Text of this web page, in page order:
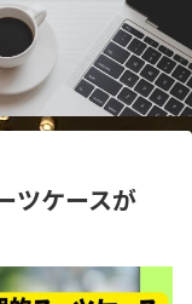
ツケースが